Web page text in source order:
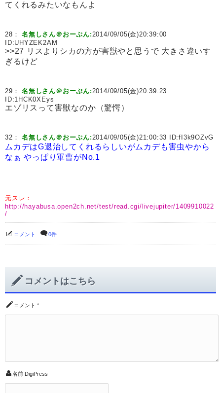
てくれるみたいなもんよ
28：名無しさん＠おーぷん:2014/09/05(金)20:39:00
ID:UHYZEK2AM
>>27 リスよりシカの方が害獣やと思うで 大きさ違いす
ぎるけど
29：名無しさん＠おーぷん:2014/09/05(金)20:39:23
ID:1HCK0XEys
エゾリスって害獣なのか（驚愕）
32：名無しさん＠おーぷん:2014/09/05(金)21:00:33 ID:fI3k9OZvG
ムカデはG退治してくれるらしいがムカデも害虫やから
なぁ やっぱり軍曹がNo.1
元スレ：
http://hayabusa.open2ch.net/test/read.cgi/livejupiter/1409910022
/
コメント 0件
コメントはこちら
コメント *
名前 DigiPress